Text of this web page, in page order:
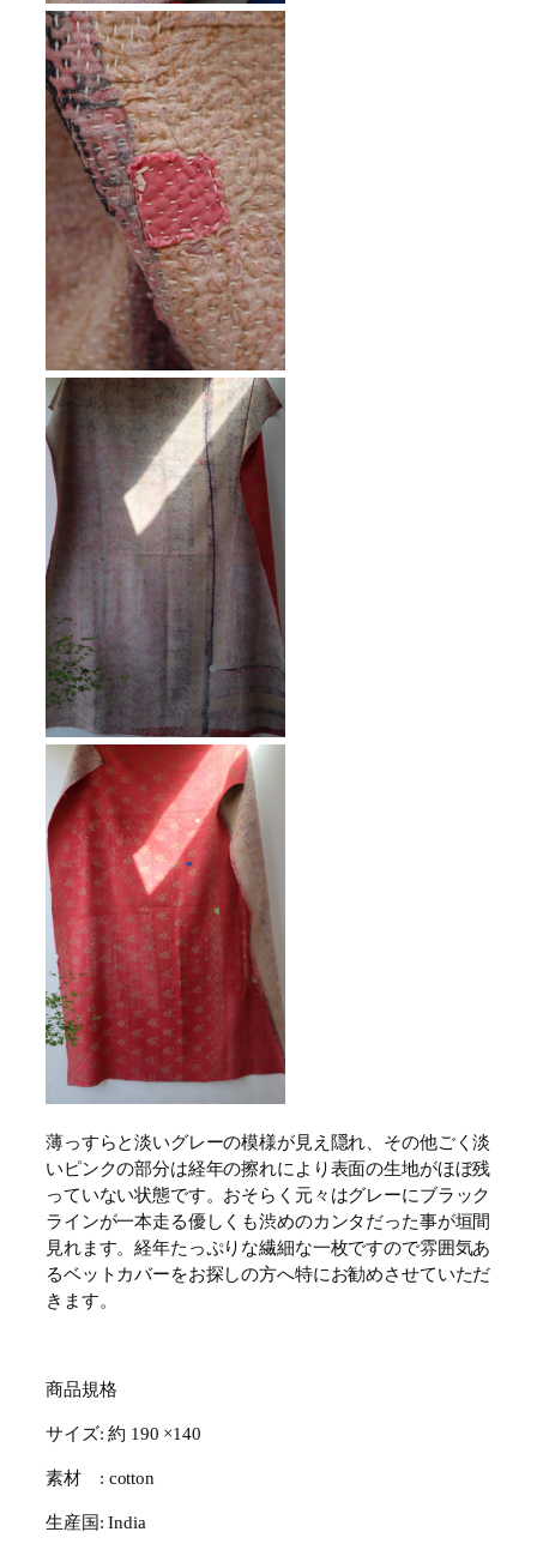
薄っすらと淡いグレーの模様が見え隠れ、その他ごく淡
いピンクの部分は経年の擦れにより表面の生地がほぼ残
っていない状態です。おそらく元々はグレーにブラック
ラインが一本走る優しくも渋めのカンタだった事が垣間
見れます。経年たっぷりな繊細な一枚ですので雰囲気あ
るベットカバーをお探しの方へ特にお勧めさせていただ
きます。
商品規格
サイズ: 約 190 ×140
素材 : cotton
生産国: India